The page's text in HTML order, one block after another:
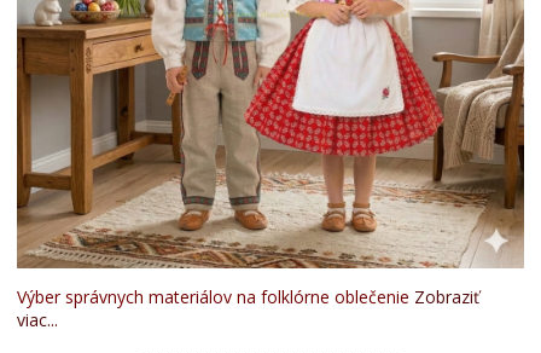
Výber správnych materiálov na folklórne oblečenie Zobraziť
viac...